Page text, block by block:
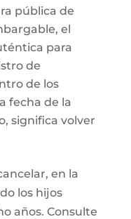
pública de
el
para
de
de los
fecha de la
significa volver
en la
los hijos
años. Consulte